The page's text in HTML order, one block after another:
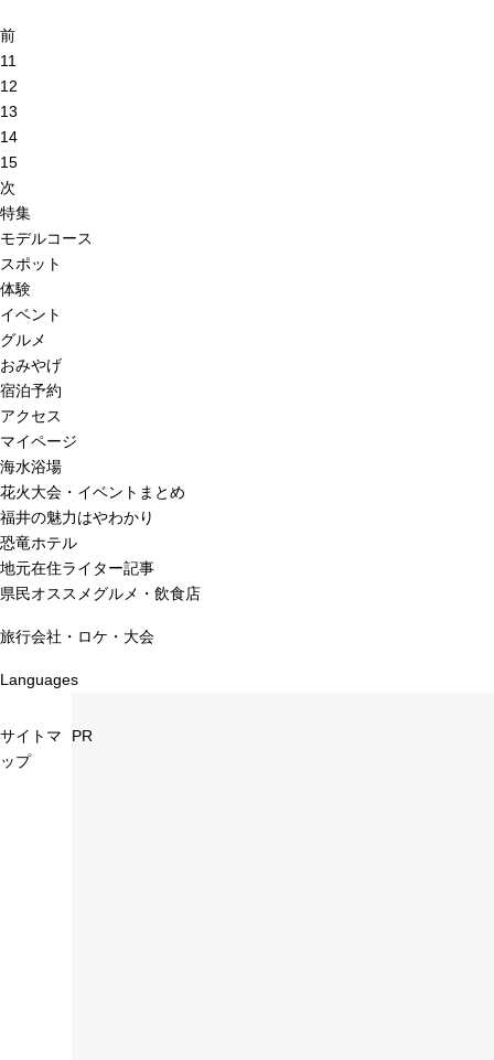
前
11
12
13
14
15
次
特集
モデルコース
スポット
体験
イベント
グルメ
おみやげ
宿泊予約
アクセス
マイページ
海水浴場
花火大会・イベントまとめ
福井の魅力はやわかり
恐竜ホテル
地元在住ライター記事
県民オススメグルメ・飲食店
旅行会社・ロケ・大会
Languages
サイトマ
ップ
PR